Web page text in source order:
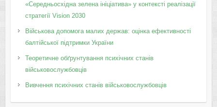
«Середньосхідна зелена ініціатива» у контексті реалізації
стратегії Vision 2030
Військова допомога малих держав: оцінка ефективності
балтійської підтримки України
Теоретичне обґрунтування психічних станів
військовослужбовців
Вивчення психічних станів військовослужбовців